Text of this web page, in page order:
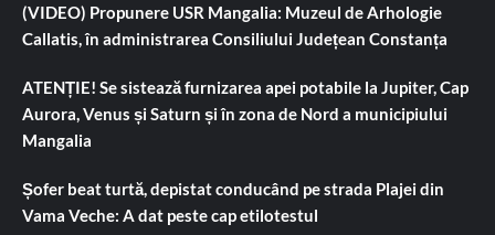
(VIDEO) Propunere USR Mangalia: Muzeul de Arhologie
Callatis, în administrarea Consiliului Județean Constanța
ATENȚIE! Se sistează furnizarea apei potabile la Jupiter, Cap
Aurora, Venus și Saturn și în zona de Nord a municipiului
Mangalia
Șofer beat turtă, depistat conducând pe strada Plajei din
Vama Veche: A dat peste cap etilotestul